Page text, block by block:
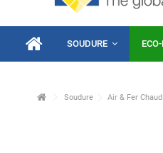
SOUDURE
Soudure Air & Fer Chaud